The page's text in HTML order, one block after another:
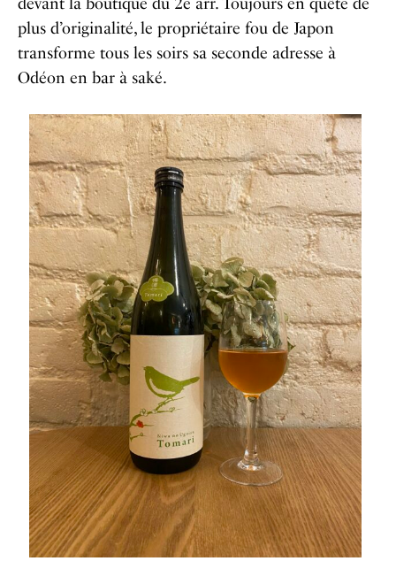
plus d’originalité, le propriétaire fou de Japon
transforme tous les soirs sa seconde adresse à
Odéon en bar à saké.